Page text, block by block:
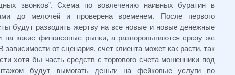
звонков”. Схема по вовлечению наивных буратин в
до мелочей и проверена временем. После первого
будут разводить жертву на все новые и новые денежные
на какие финансовые рынки, а разворовываются сразу же
от сценария, счет клиента может как расти, так
хотя бы часть средств с торгового счета мошенники под
будут вымогать деньги на фейковые услуги по